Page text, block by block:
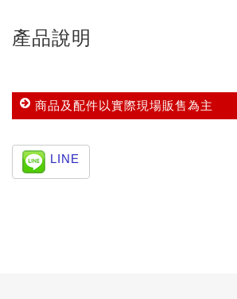
產品說明
商品及配件以實際現場販售為主
LINE